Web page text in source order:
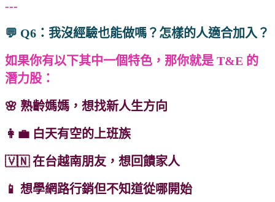
---
💬 Q6：我沒經驗也能做嗎？怎樣的人適合加入？
如果你有以下其中一個特色，那你就是 T&E 的
潛力股：
🌸 熟齡媽媽，想找新人生方向
👩‍💼 白天有空的上班族
🇻🇳 在台越南朋友，想回饋家人
📱 想學網路行銷但不知道從哪開始